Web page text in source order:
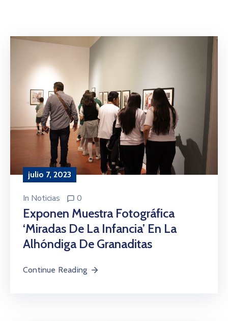
julio 7, 2023
In Noticias 0
Exponen Muestra Fotográfica
‘Miradas De La Infancia’ En La
Alhóndiga De Granaditas
Continue Reading